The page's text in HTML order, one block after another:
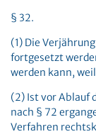
§ 32.
(1) Die
fortgesetzt
werden kann,
(2) Ist vor Ablauf
nach § 72
Verfahren